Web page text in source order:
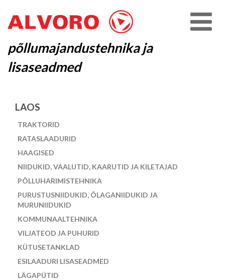
põllumajandustehnika ja
lisaseadmed
LAOS
TRAKTORID
RATASLAADURID
HAAGISED
NIIDUKID, VAALUTID, KAARUTID JA KILETAJAD
PÕLLUHARIMISTEHNIKA
PURUSTUSNIIDUKID, ÕLAGANIIDUKID JA
MURUNIIDUKID
KOMMUNAALTEHNIKA
VILJATEOD JA PUHURID
KÜTUSETANKLAD
ESILAADURI LISASEADMED
LÄGAPÜTID